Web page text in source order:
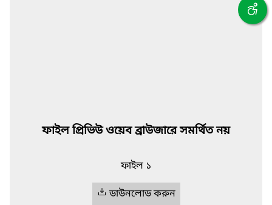
ফাইল প্রিভিউ ওয়েব ব্রাউজারে সমর্থিত নয়
ফাইল ১
ডাউনলোড করুন